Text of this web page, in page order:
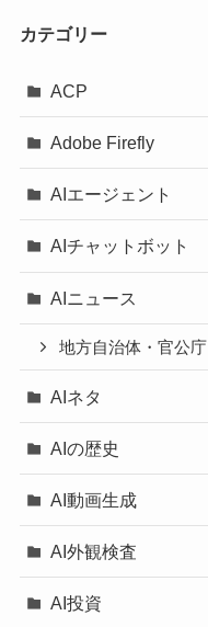
カテゴリー
ACP
Adobe Firefly
AIエージェント
AIチャットボット
AIニュース
地方自治体・官公庁
AIネタ
AIの歴史
AI動画生成
AI外観検査
AI投資